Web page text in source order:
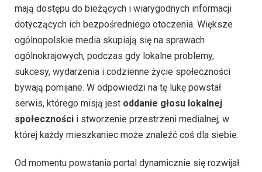
mają dostępu do bieżących i wiarygodnych informacji
dotyczących ich bezpośredniego otoczenia. Większe
ogólnopolskie media skupiają się na sprawach
ogólnokrajowych, podczas gdy lokalne problemy,
sukcesy, wydarzenia i codzienne życie społeczności
bywają pomijane. W odpowiedzi na tę lukę powstał
serwis, którego misją jest oddanie głosu lokalnej
społeczności i stworzenie przestrzeni medialnej, w
której każdy mieszkaniec może znaleźć coś dla siebie.
Od momentu powstania portal dynamicznie się rozwijał.